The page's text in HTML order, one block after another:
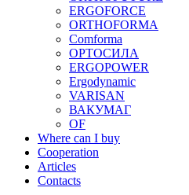
ERGOFORCE
ORTHOFORMA
Comforma
ОРТОСИЛА
ERGOPOWER
Ergodynamic
VARISAN
ВАКУМАГ
OF
Where can I buy
Cooperation
Articles
Contacts